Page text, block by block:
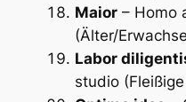
Maior– Homo
(Älter/
Labor
studio